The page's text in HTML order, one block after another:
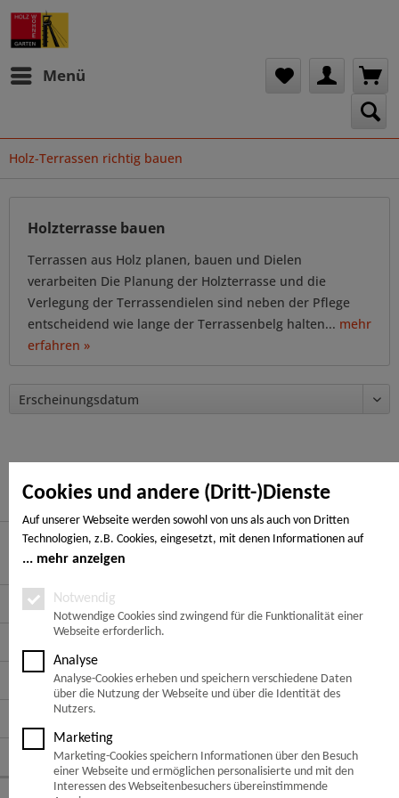
Cookies und andere (Dritt-)Dienste
Auf unserer Webseite werden sowohl von uns als auch von Dritten
Technologien, z.B. Cookies, eingesetzt, mit denen Informationen auf
Ihrem Endgerät gespeichert und/oder von Ihrem Endgerät abgerufen
Notwendige Cookies, Analyse-, Marketing- und Statistik-Cookies. Bei den
notwendigen Cookies handelt es sich um solche, die technisch notwendig
sind, um den von Ihnen gewünschten Dienst bereitzustellen, die übrigen
Cookies werden nur auf Grund einer von Ihnen erteilten Einwilligung
gesetzt. Die Einwilligung ist freiwillig. Personen, die das 16. Lebensjahr
noch nicht vollendet haben, benötigen die Zustimmung der
Sorgeberechtigten. Sie können Ihre Entscheidung jederzeit mit Wirkung
für die Zukunft widerrufen. Rufen Sie dazu lediglich den Cookie-Banner
erneut auf und ändern Sie Ihre Einstellungen entsprechend ab. Im
Rahmen Ihres Besuchs unserer Webseite können möglicherweise auch
noch andere Informationen wie bspw. Ihre IP-Adresse übermittelt und
mehr anzeigen
Notwendig
Notwendige Cookies sind zwingend für die Funktionalität einer
Webseite erforderlich.
Analyse
Analyse-Cookies erheben und speichern verschiedene Daten
über die Nutzung der Webseite und über die Identität des
Nutzers.
Marketing
Marketing-Cookies speichern Informationen über den Besuch
einer Webseite und ermöglichen personalisierte und mit den
Interessen des Webseitenbesuchers übereinstimmende
Menü
Holz-Terrassen richtig bauen
Holzterrasse bauen
Terrassen aus Holz planen, bauen und Dielen
verarbeiten Die Planung der Holzterrasse und die
Verlegung der Terrassendielen sind neben der Pflege
entscheidend wie lange der Terrassenbelg halten... mehr
erfahren »
Hier finden Sie uns
Service Hotline
Informationen
Zahlungsarten
Folge uns auf: